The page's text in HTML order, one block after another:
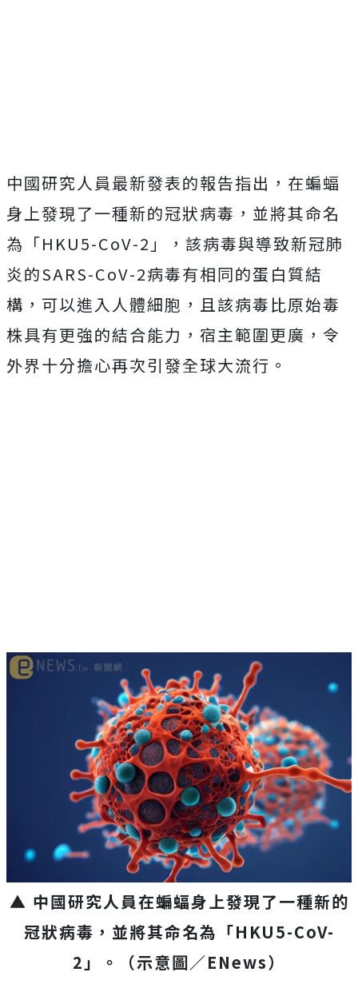
中國研究人員最新發表的報告指出，在蝙蝠
身上發現了一種新的冠狀病毒，並將其命名
為「HKU5-CoV-2」，該病毒與導致新冠肺
炎的SARS-CoV-2病毒有相同的蛋白質結
構，可以進入人體細胞，且該病毒比原始毒
株具有更強的結合能力，宿主範圍更廣，令
外界十分擔心再次引發全球大流行。
▲ 中國研究人員在蝙蝠身上發現了一種新的
冠狀病毒，並將其命名為「HKU5-CoV-
2」。（示意圖／ENews）